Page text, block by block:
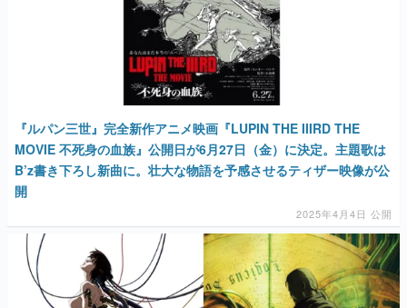
『ルパン三世』完全新作アニメ映画『LUPIN THE IIIRD THE
MOVIE 不死身の血族』公開日が6月27日（金）に決定。主題歌は
B’z書き下ろし新曲に。壮大な物語を予感させるティザー映像が公
開
2025年4月4日 公開